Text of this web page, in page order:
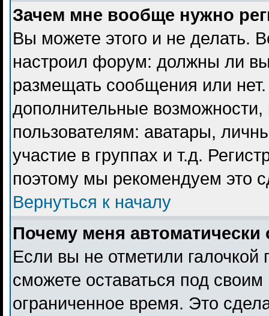
Зачем мне вообще нужно
Вы можете этого и не делать.
настроил форум: должны ли вы
размещать сообщения или
дополнительные
пользователям: аватары,
участие в группах и т.д.
поэтому мы рекомендуем это
Вернуться к началу
Почему меня автоматически
Если вы не отметили галочкой
сможете оставаться под
ограниченное время. Это